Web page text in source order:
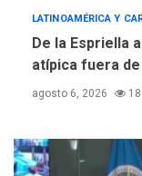
LATINOAMÉRICA Y
De la Espriella
atípica fuera
agosto 6, 2026